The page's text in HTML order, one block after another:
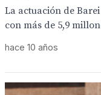
La actuación de
con más de 5,9
hace 10 años